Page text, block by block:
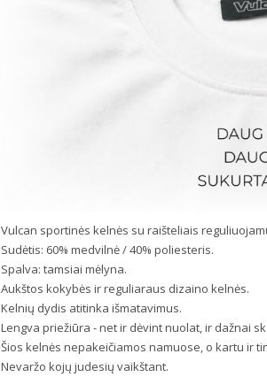
Vulcan sportinės kelnės su raišteliais
Sudėtis: 60% medvilnė / 40% poliesteris.
Spalva: tamsiai mėlyna.
Aukštos kokybės ir reguliaraus dizaino kelnės.
Kelnių dydis atitinka išmatavimus.
Lengva priežiūra - net ir dėvint nuolat, ir dažnai
Šios kelnės nepakeičiamos namuose, o kartu ir
Nevaržo kojų judesių vaikštant.